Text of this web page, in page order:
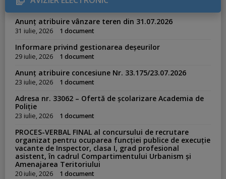
i
e
s
Anunț atribuire vânzare teren din 31.07.2026
31 iulie, 2026 1 document
Informare privind gestionarea deșeurilor
29 iulie, 2026 1 document
Anunț atribuire concesiune Nr. 33.175/23.07.2026
23 iulie, 2026 1 document
Adresa nr. 33062 – Ofertă de școlarizare Academia de
Poliție
23 iulie, 2026 1 document
PROCES-VERBAL FINAL al concursului de recrutare
organizat pentru ocuparea funcției publice de execuție
vacante de Inspector, clasa I, grad profesional
asistent, în cadrul Compartimentului Urbanism și
Amenajarea Teritoriului
20 iulie, 2026 1 document